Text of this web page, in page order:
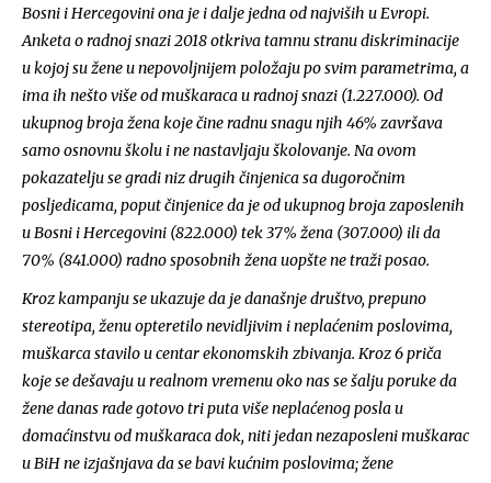
Bosni i Hercegovini ona je i dalje jedna od najviših u Evropi.
Anketa o radnoj snazi 2018 otkriva tamnu stranu diskriminacije
u kojoj su žene u nepovoljnijem položaju po svim parametrima, a
ima ih nešto više od muškaraca u radnoj snazi (1.227.000). Od
ukupnog broja žena koje čine radnu snagu njih 46% završava
samo osnovnu školu i ne nastavljaju školovanje. Na ovom
pokazatelju se gradi niz drugih činjenica sa dugoročnim
posljedicama, poput činjenice da je od ukupnog broja zaposlenih
u Bosni i Hercegovini (822.000) tek 37% žena (307.000) ili da
70% (841.000) radno sposobnih žena uopšte ne traži posao.
Kroz kampanju se ukazuje da je današnje društvo, prepuno
stereotipa, ženu opteretilo nevidljivim i neplaćenim poslovima,
muškarca stavilo u centar ekonomskih zbivanja. Kroz 6 priča
koje se dešavaju u realnom vremenu oko nas se šalju poruke da
žene danas rade gotovo tri puta više neplaćenog posla u
domaćinstvu od muškaraca dok, niti jedan nezaposleni muškarac
u BiH ne izjašnjava da se bavi kućnim poslovima; žene